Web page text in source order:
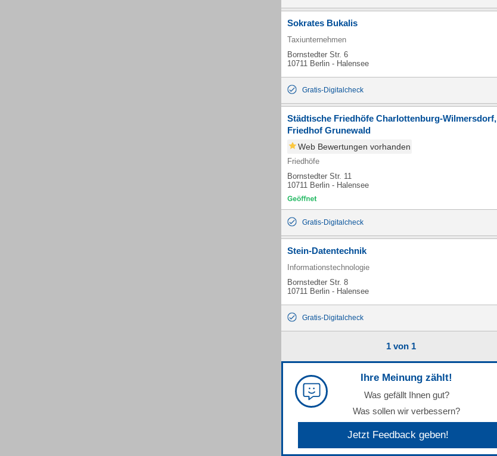
Sokrates Bukalis
Taxiunternehmen
Bornstedter Str. 6
10711 Berlin - Halensee
Gratis-Digitalcheck
Städtische Friedhöfe Charlottenburg-Wilmersdorf,
Friedhof Grunewald
Web Bewertungen vorhanden
Friedhöfe
Bornstedter Str. 11
10711 Berlin - Halensee
Gratis-Digitalcheck
Stein-Datentechnik
Informationstechnologie
Bornstedter Str. 8
10711 Berlin - Halensee
Gratis-Digitalcheck
1 von 1
Ihre Meinung zählt!
Was gefällt Ihnen gut?
Was sollen wir verbessern?
Jetzt Feedback geben!